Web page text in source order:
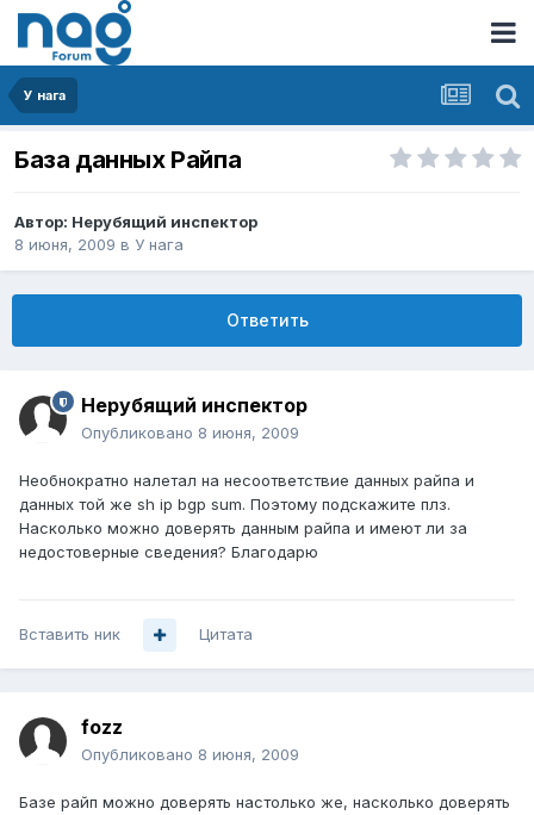
У нага
База данных Райпа
Автор: Нерубящий инспектор
8 июня, 2009 в У нага
Ответить
Нерубящий инспектор
Опубликовано 8 июня, 2009
Необнократно налетал на несоответствие данных райпа и
данных той же sh ip bgp sum. Поэтому подскажите плз.
Насколько можно доверять данным райпа и имеют ли за
недостоверные сведения? Благодарю
Вставить ник Цитата
fozz
Опубликовано 8 июня, 2009
Базе райп можно доверять настолько же, насколько доверять